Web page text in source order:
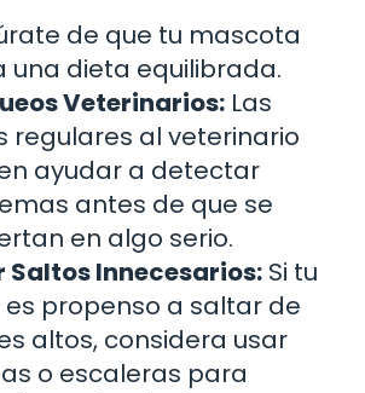
de que tu mascota
una dieta equilibrada.
Veterinarios: Las
regulares al veterinario
ayudar a detectar
antes de que se
en algo serio.
Saltos Innecesarios: Si tu
es propenso a saltar de
altos, considera usar
o escaleras para